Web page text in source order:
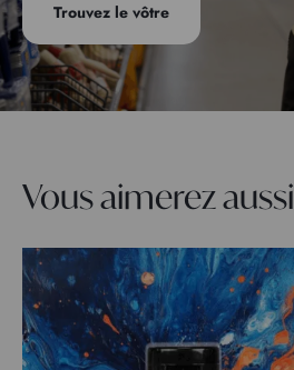
Trouvez le vôtre
Vous aimerez aussi